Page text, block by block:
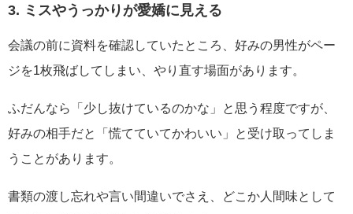
3. ミスやうっかりが愛嬌に見える
会議の前に資料を確認していたところ、好みの男性がペー
ジを1枚飛ばしてしまい、やり直す場面があります。
ふだんなら「少し抜けているのかな」と思う程度ですが、
好みの相手だと「慌てていてかわいい」と受け取ってしま
うことがあります。
書類の渡し忘れや言い間違いでさえ、どこか人間味として